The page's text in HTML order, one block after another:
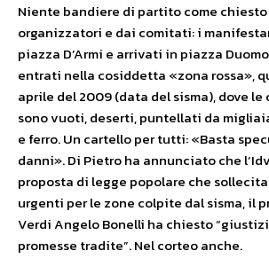
Niente bandiere di partito come
organizzatori e dai comitati: i
piazza D’Armi e arrivati in piazza
entrati nella cosiddetta «zona rossa»,
aprile del 2009 (data del sisma), dove le
sono vuoti, deserti, puntellati da
e ferro. Un cartello per tutti: «Basta
danni». Di Pietro ha annunciato che
proposta di legge popolare che
urgenti per le zone colpite dal sisma, il
Verdi Angelo Bonelli ha chiesto
promesse tradite”. Nel corteo anche.